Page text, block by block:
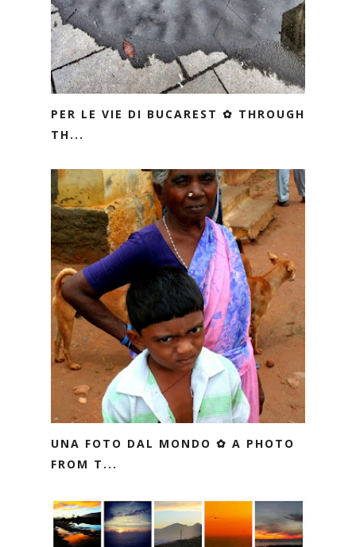
PER LE VIE DI BUCAREST ✿ THROUGH
TH...
UNA FOTO DAL MONDO ✿ A PHOTO
FROM T...